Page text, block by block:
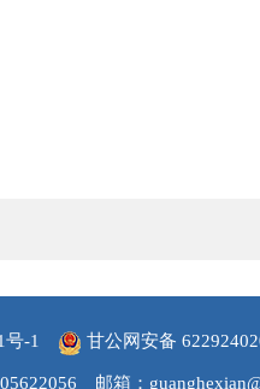
号-1 甘公网安备
邮箱：